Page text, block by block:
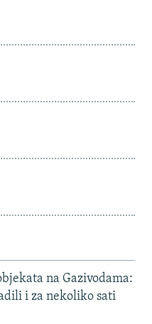
na Gazivodama:
i za nekoliko sati